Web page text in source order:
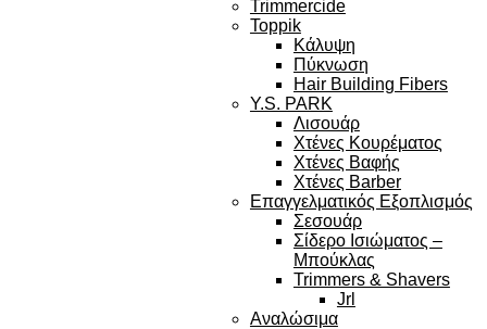
Trimmercide
Toppik
Κάλυψη
Πύκνωση
Hair Building Fibers
Y.S. PARK
Λισουάρ
Χτένες Κουρέματος
Χτένες Βαφής
Χτένες Barber
Επαγγελματικός Εξοπλισμός
Σεσουάρ
Σίδερο Ισιώματος –
Μπούκλας
Trimmers & Shavers
Jrl
Αναλώσιμα